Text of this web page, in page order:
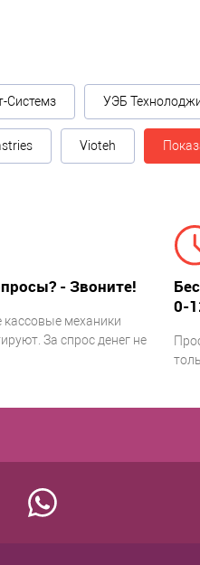
Системз УЭБ
Vioteh
- Звоните!
механики
За спрос денег не
0-